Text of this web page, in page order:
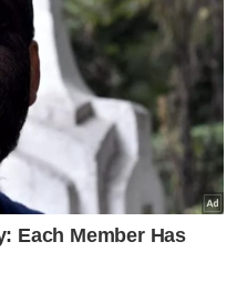
Malaysia maut,
kemalangan di
tular papar
pemangku
Polis Negara
dadah babit